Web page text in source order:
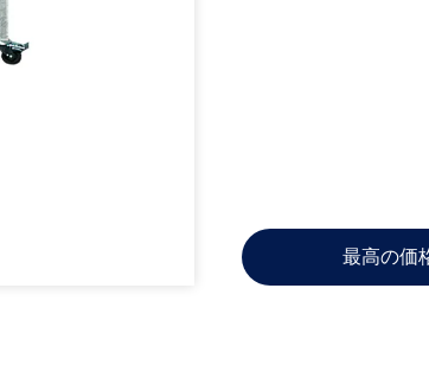
最高の価